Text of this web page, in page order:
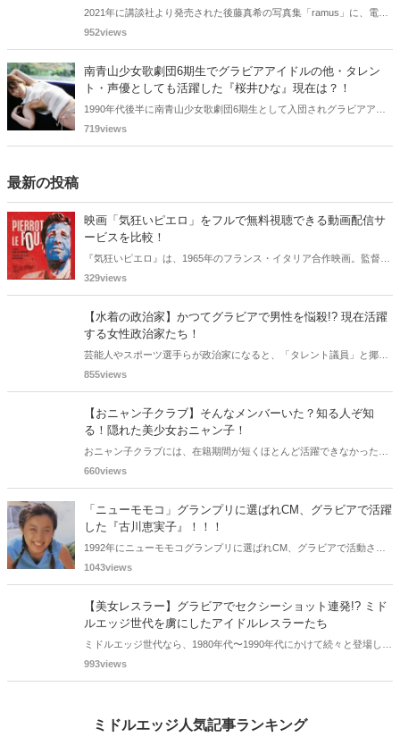
2021年に講談社より発売された後藤真希の写真集「ramus」に、電子
版限定特典として新たな5カットを追加した「電子書籍限定カット付
952views
南青山少女歌劇団6期生でグラビアアイドルの他・タレン
ト・声優としても活躍した『桜井ひな』現在は？！
1990年代後半に南青山少女歌劇団6期生として入団されグラビアアイ
ドル、女優、タレント、声優としても活躍した桜井ひなさん。懐かし
719views
最新の投稿
映画「気狂いピエロ」をフルで無料視聴できる動画配信サ
ービスを比較！
『気狂いピエロ』は、1965年のフランス・イタリア合作映画。監督は
ジャン＝リュック・ゴダール。アンナ・カリーナ、ジャン＝ポール・
をご紹介します。
329views
【水着の政治家】かつてグラビアで男性を悩殺!? 現在活躍
する女性政治家たち！
芸能人やスポーツ選手らが政治家になると、「タレント議員」と揶揄
されることがありますが、同時に、"タレントとしての活躍" が再注目
わどいショットで多くの男性を魅了した女性も!? 今回は、そんなグラ
ビアで活躍した女性政治家6名をご紹介します。
855views
【おニャン子クラブ】そんなメンバーいた？知る人ぞ知
る！隠れた美少女おニャン子！
おニャン子クラブには、在籍期間が短くほとんど活躍できなかったも
のの、知る人ぞ知る "美少女おニャン子" がいました。それも、強制的
子まで様々です。今回は、筆者の独断と偏見で、4人の "隠れ美少女お
ニャン子" をご紹介します。
660views
「ニューモモコ」グランプリに選ばれCM、グラビアで活躍
した『古川恵実子』！！！
1992年にニューモモコグランプリに選ばれCM、グラビアで活動され
ていた古川恵実子さん。2010年3月頃まではラジオDJを担当されてい
みました。
1043views
【美女レスラー】グラビアでセクシーショット連発!? ミド
ルエッジ世代を虜にしたアイドルレスラーたち
ミドルエッジ世代なら、1980年代〜1990年代にかけて続々と登場した
"アイドルレスラー" の魅力に惹かれた方は少なからずいるのではない
993views
ミドルエッジ人気記事ランキング